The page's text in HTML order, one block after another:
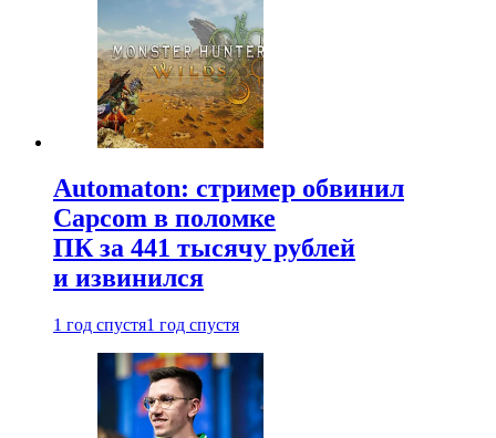
Automaton: стример обвинил
Capcom в поломке
ПК за 441 тысячу рублей
и извинился
1 год спустя1 год спустя